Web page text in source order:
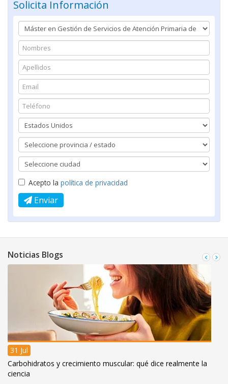
Solicita Información
Acepto la política de privacidad
Enviar
Noticias Blogs
31 Jul
Carbohidratos y crecimiento muscular: qué dice realmente la
ciencia